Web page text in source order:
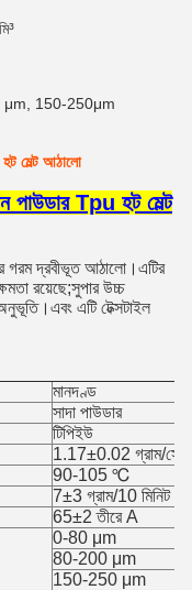
150-250μm
মেল্ট আঠালো
পাউডার Tpu হট মেল্ট
গরম দ্রবীভূত আঠালো।এটির
রয়েছে;সুপার উচ্চ
এটি টেক্সটাইল
মানদণ্ড
সাদা পাউডার
টিপিইউ
1.17±0.02 গ্রাম/
90-105 ℃
7±3 গ্রাম/10 মিনিট
65±2 তীরে A
0-80 μm
80-200 μm
150-250 μm